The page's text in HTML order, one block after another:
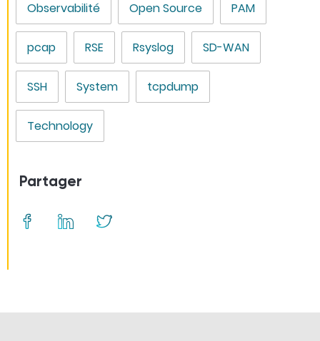
Observabilité Open Source PAM
pcap RSE Rsyslog SD-WAN
SSH System tcpdump
Technology
Partager